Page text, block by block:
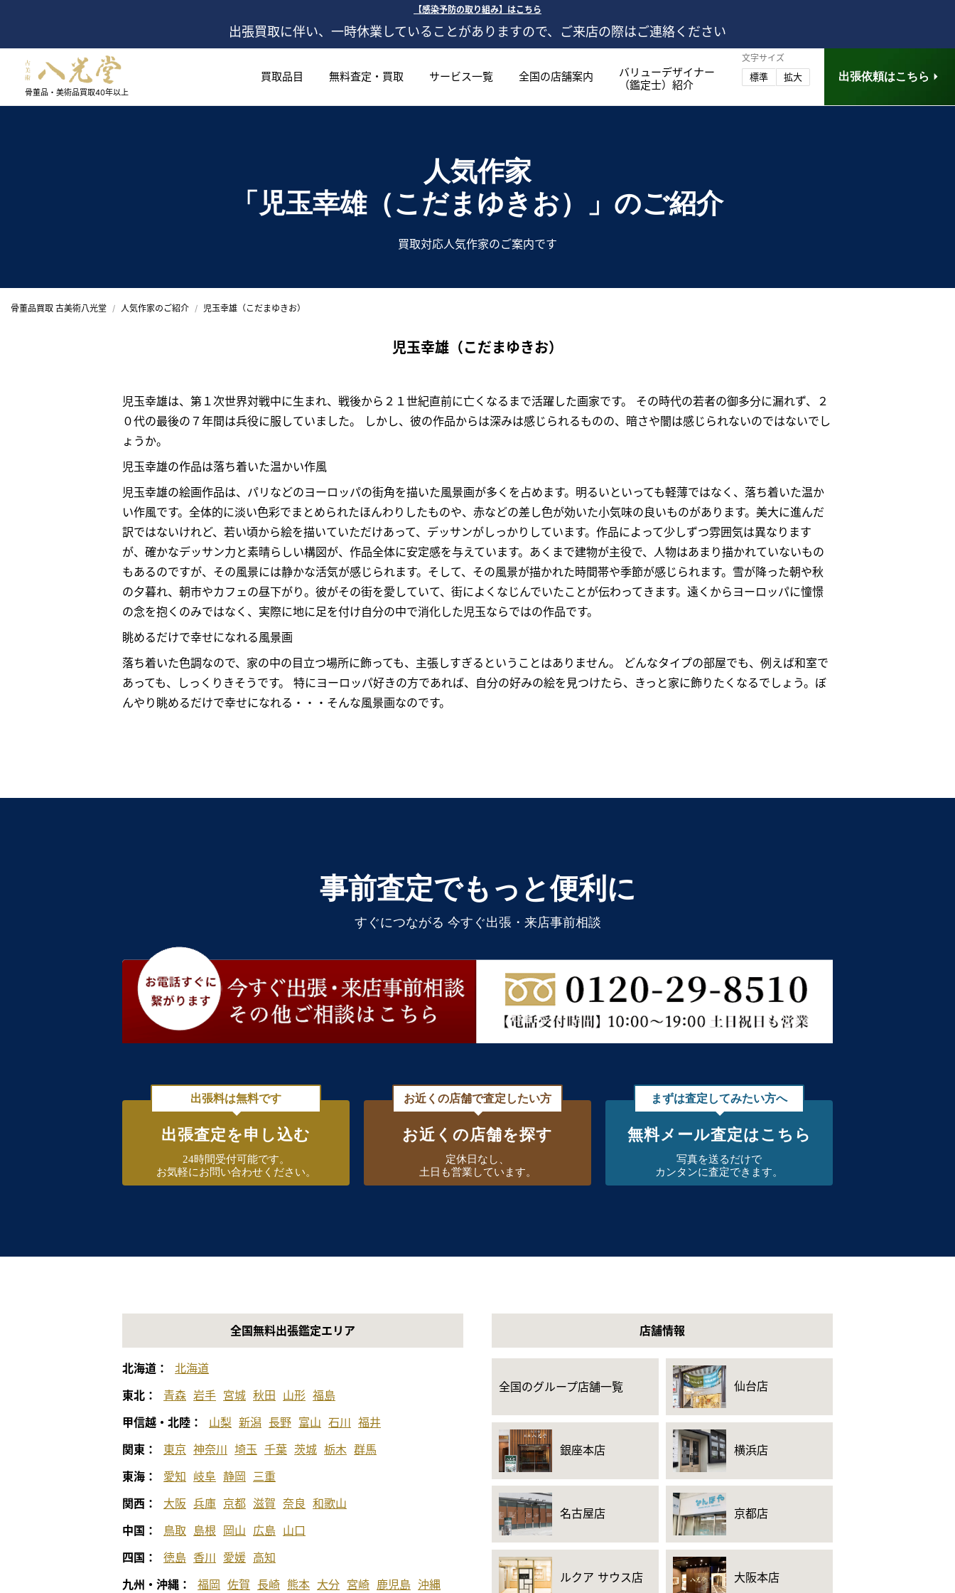
【感染予防の取り組み】はこちら
出張買取に伴い、一時休業していることがありますので、ご来店の際はご連絡ください
骨董品・美術品買取40年以上
買取品目 無料査定・買取 サービス一覧 全国の店舗案内
バリューデザイナー
（鑑定士）紹介
文字サイズ
標準 拡大 出張依頼はこちら
人気作家
「児玉幸雄（こだまゆきお）」 のご紹介
買取対応人気作家のご案内です
骨董品買取 古美術八光堂 人気作家のご紹介 児玉幸雄（こだまゆきお）
児玉幸雄（こだまゆきお）
児玉幸雄は、第１次世界対戦中に生まれ、戦後から２１世紀直前に亡くなるまで活躍した画家です。 その時代の若者の御多分に漏れず、２
０代の最後の７年間は兵役に服していました。 しかし、彼の作品からは深みは感じられるものの、暗さや闇は感じられないのではないでし
ょうか。
児玉幸雄の作品は落ち着いた温かい作風
児玉幸雄の絵画作品は、パリなどのヨーロッパの街角を描いた風景画が多くを占めます。明るいといっても軽薄ではなく、落ち着いた温か
い作風です。全体的に淡い色彩でまとめられたほんわりしたものや、赤などの差し色が効いた小気味の良いものがあります。美大に進んだ
訳ではないけれど、若い頃から絵を描いていただけあって、デッサンがしっかりしています。作品によって少しずつ雰囲気は異なります
が、確かなデッサン力と素晴らしい構図が、作品全体に安定感を与えています。あくまで建物が主役で、人物はあまり描かれていないもの
もあるのですが、その風景には静かな活気が感じられます。そして、その風景が描かれた時間帯や季節が感じられます。雪が降った朝や秋
の夕暮れ、朝市やカフェの昼下がり。彼がその街を愛していて、街によくなじんでいたことが伝わってきます。遠くからヨーロッパに憧憬
の念を抱くのみではなく、実際に地に足を付け自分の中で消化した児玉ならではの作品です。
眺めるだけで幸せになれる風景画
落ち着いた色調なので、家の中の目立つ場所に飾っても、主張しすぎるということはありません。 どんなタイプの部屋でも、例えば和室で
あっても、しっくりきそうです。 特にヨーロッパ好きの方であれば、自分の好みの絵を見つけたら、きっと家に飾りたくなるでしょう。ぼ
んやり眺めるだけで幸せになれる・・・そんな風景画なのです。
事前査定でもっと便利に
すぐにつながる 今すぐ出張・来店事前相談
出張料は無料です
出張査定を申し込む
24時間受付可能です。
お気軽にお問い合わせください。
お近くの店舗で査定したい方
お近くの店舗を探す
定休日なし、
土日も営業しています。
まずは査定してみたい方へ
無料メール査定はこちら
写真を送るだけで
カンタンに査定できます。
全国無料出張鑑定エリア
北海道：
北海道
東北：
青森 岩手 宮城 秋田 山形 福島
甲信越・北陸：
山梨 新潟 長野 富山 石川 福井
関東：
東京 神奈川 埼玉 千葉 茨城 栃木 群馬
東海：
愛知 岐阜 静岡
三重
関西：
大阪 兵庫 京都 滋賀 奈良 和歌山
中国：
鳥取 島根 岡山 広島 山口
四国：
徳島 香川 愛媛 高知
九州・沖縄：
福岡 佐賀 長崎 熊本 大分 宮崎 鹿児島 沖縄
店舗情報
全国のグループ店舗一覧 仙台店
銀座本店 横浜店
名古屋店 京都店
ルクア サウス店 大阪本店